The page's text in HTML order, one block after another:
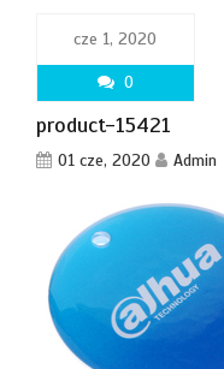
cze 1, 2020
0
product-15421
01 cze, 2020 Admin